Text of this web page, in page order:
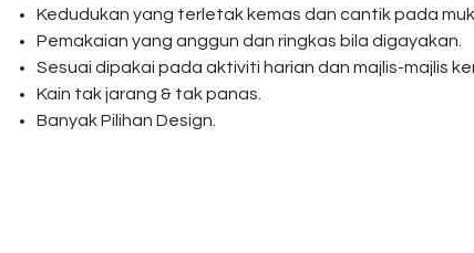
Kedudukan yang terletak kemas dan cantik pada
Pemakaian yang anggun dan ringkas bila digayakan.
Sesuai dipakai pada aktiviti harian dan majlis-majlis
Kain tak jarang & tak panas.
Banyak Pilihan Design.